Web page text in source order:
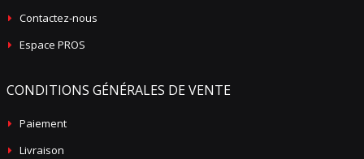
Contactez-nous
Espace PROS
CONDITIONS GÉNÉRALES DE VENTE
Paiement
Livraison